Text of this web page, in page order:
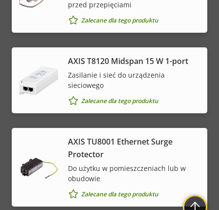
przed przepięciami
Zalecane dla tego produktu
AXIS T8120 Midspan 15 W 1-port
Zasilanie i sieć do urządzenia
sieciowego
Zalecane dla tego produktu
AXIS TU8001 Ethernet Surge
Protector
Do użytku w pomieszczeniach lub w
obudowie
Zalecane dla tego produktu